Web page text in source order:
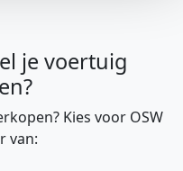
je voertuig
Kies voor OSW
van: